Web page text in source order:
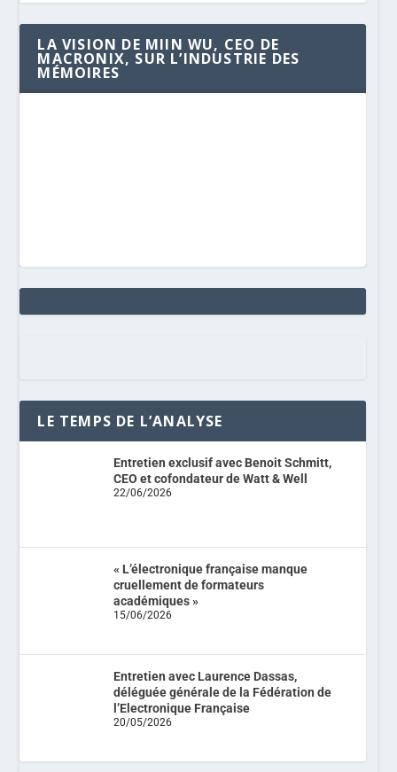
LA VISION DE MIIN WU, CEO DE
MACRONIX, SUR L’INDUSTRIE DES
MÉMOIRES
LE TEMPS DE L’ANALYSE
Entretien exclusif avec Benoit Schmitt,
CEO et cofondateur de Watt & Well
22/06/2026
« L’électronique française manque
cruellement de formateurs
académiques »
15/06/2026
Entretien avec Laurence Dassas,
déléguée générale de la Fédération de
l’Electronique Française
20/05/2026